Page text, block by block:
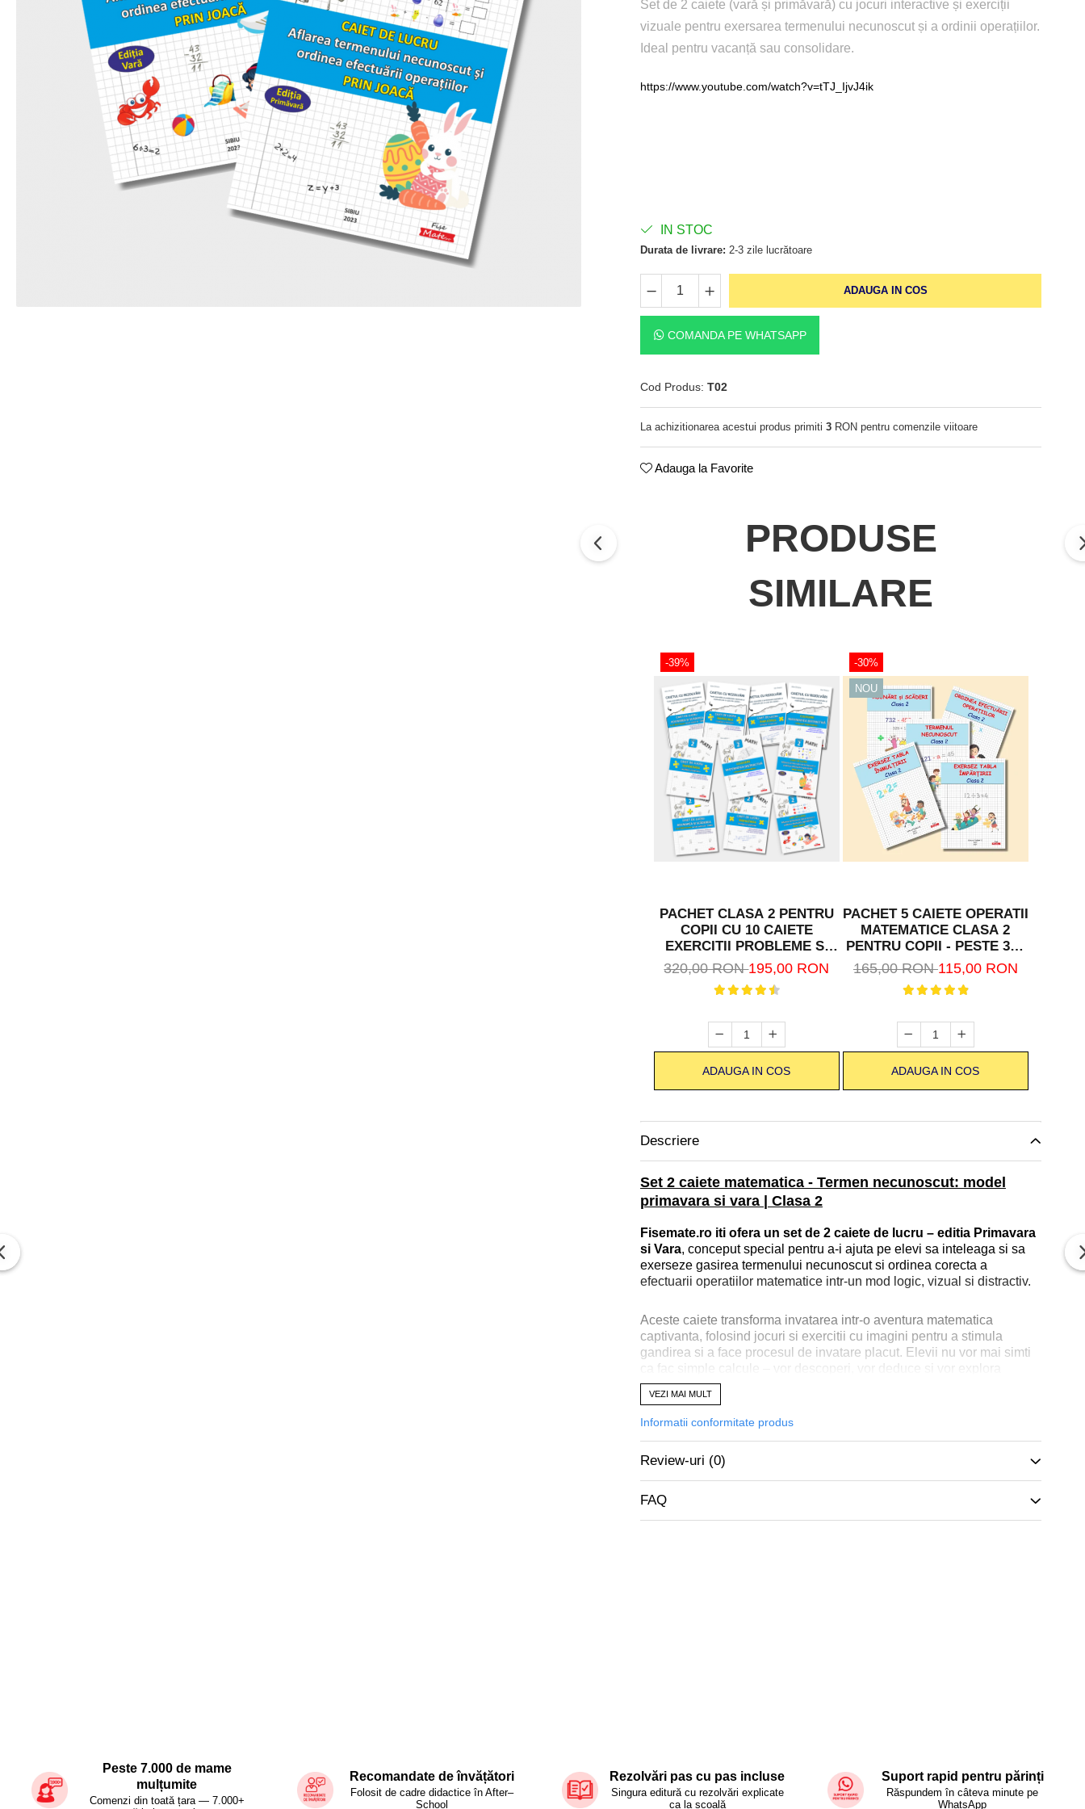
Set de 2 caiete (vară și primăvară) cu jocuri interactive și exerciții
vizuale pentru exersarea termenului necunoscut și a ordinii operațiilor.
Ideal pentru vacanță sau consolidare.
https://www.youtube.com/watch?v=tTJ_IjvJ4ik
IN STOC
Durata de livrare: 2-3 zile lucrătoare
ADAUGA IN COS
COMANDA PE WHATSAPP
Cod Produs: T02
La achizitionarea acestui produs primiti 3RON pentru comenzile viitoare
Adauga la Favorite
PRODUSE
SIMILARE
-39%
PACHET CLASA 2 PENTRU
COPII CU 10 CAIETE
EXERCITII PROBLEME SI
REZOLVARI - PESTE 500
320,00 RON195,00 RON
ADAUGA IN COS
-30%
NOU
PACHET 5 CAIETE OPERATII
MATEMATICE CLASA 2
PENTRU COPII - PESTE 316
PAGINI
165,00 RON115,00 RON
ADAUGA IN COS
Descriere
Set 2 caiete matematica - Termen necunoscut: model
primavara si vara | Clasa 2
Fisemate.ro iti ofera un set de 2 caiete de lucru – editia Primavara
si Vara, conceput special pentru a-i ajuta pe elevi sa inteleaga si sa
exerseze gasirea termenului necunoscut si ordinea corecta a
efectuarii operatiilor matematice intr-un mod logic, vizual si distractiv.
Aceste caiete transforma invatarea intr-o aventura matematica
captivanta, folosind jocuri si exercitii cu imagini pentru a stimula
gandirea si a face procesul de invatare placut. Elevii nu vor mai simti
ca fac simple calcule – vor descoperi, vor deduce si vor explora
concepte prin joaca.
Ideal pentru vacanta, activitati remediale sau recapitulare
set ofera o alternativa vesela si eficienta la metodele traditionale.
Potrivit pentru:Clasa 2, vacante, acasa sau in clasa
Publicat de:Editura Fisemate.ro
VEZI MAI MULT
Informatii conformitate produs
Review-uri (0)
FAQ
Peste 7.000 de mame
mulțumite
Comenzi din toată țara — 7.000+
Recomandate de învățători
Folosit de cadre didactice în After–
School
Rezolvări pas cu pas incluse
Singura editură cu rezolvări explicate
ca la școală
Suport rapid pentru părinți
Răspundem în câteva minute pe
WhatsApp